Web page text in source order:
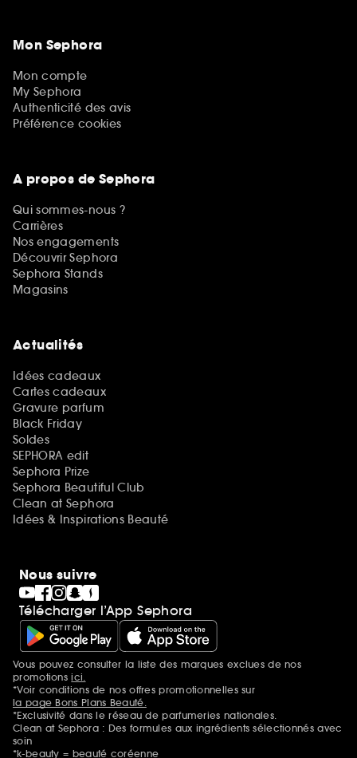
Mon Sephora
Mon compte
My Sephora
Authenticité des avis
Préférence cookies
A propos de Sephora
Qui sommes-nous ?
Carrières
Nos engagements
Découvrir Sephora
Sephora Stands
Magasins
Actualités
Idées cadeaux
Cartes cadeaux
Gravure parfum
Black Friday
Soldes
SEPHORA edit
Sephora Prize
Sephora Beautiful Club
Clean at Sephora
Idées & Inspirations Beauté
Nous suivre
Télécharger l’App Sephora
Mentions additionnelles
Vous pouvez consulter la liste des marques exclues de nos
promotionsici.
*Voir conditions de nos offres promotionnelles sur
la page Bons Plans Beauté.
*Exclusivité dans le réseau de parfumeries nationales.
Clean at Sephora : Des formules aux ingrédients sélectionnés avec
soin
*k-beauty = beauté coréenne